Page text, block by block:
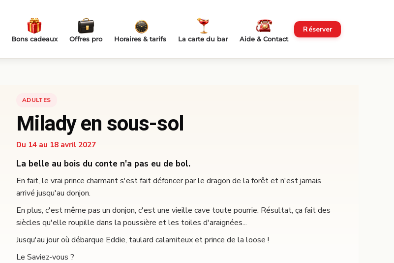
Bons cadeaux Offres pro Horaires & tarifs La carte du bar Aide & Contact
Réserver
ADULTES
Milady en sous-sol
Du 14 au 18 avril 2027
La belle au bois du conte n'a pas eu de bol.
En fait, le vrai prince charmant s'est fait défoncer par le dragon de la forêt et n'est jamais
arrivé jusqu'au donjon.
En plus, c'est même pas un donjon, c'est une vieille cave toute pourrie. Résultat, ça fait des
siècles qu'elle roupille dans la poussière et les toiles d'araignées...
Jusqu'au jour où débarque Eddie, taulard calamiteux et prince de la loose !
Le Saviez-vous ?